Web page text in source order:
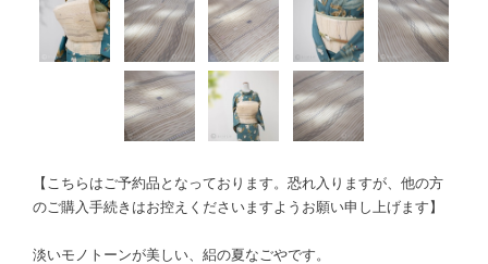
【こちらはご予約品となっております。恐れ入りますが、他の方
のご購入手続きはお控えくださいますようお願い申し上げます】
淡いモノトーンが美しい、絽の夏なごやです。